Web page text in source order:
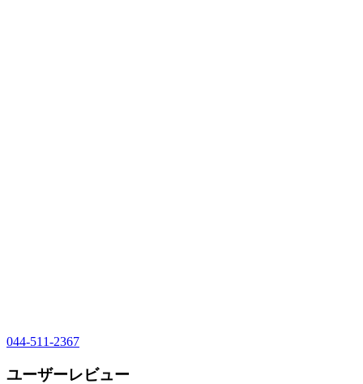
044-511-2367
ユーザーレビュー